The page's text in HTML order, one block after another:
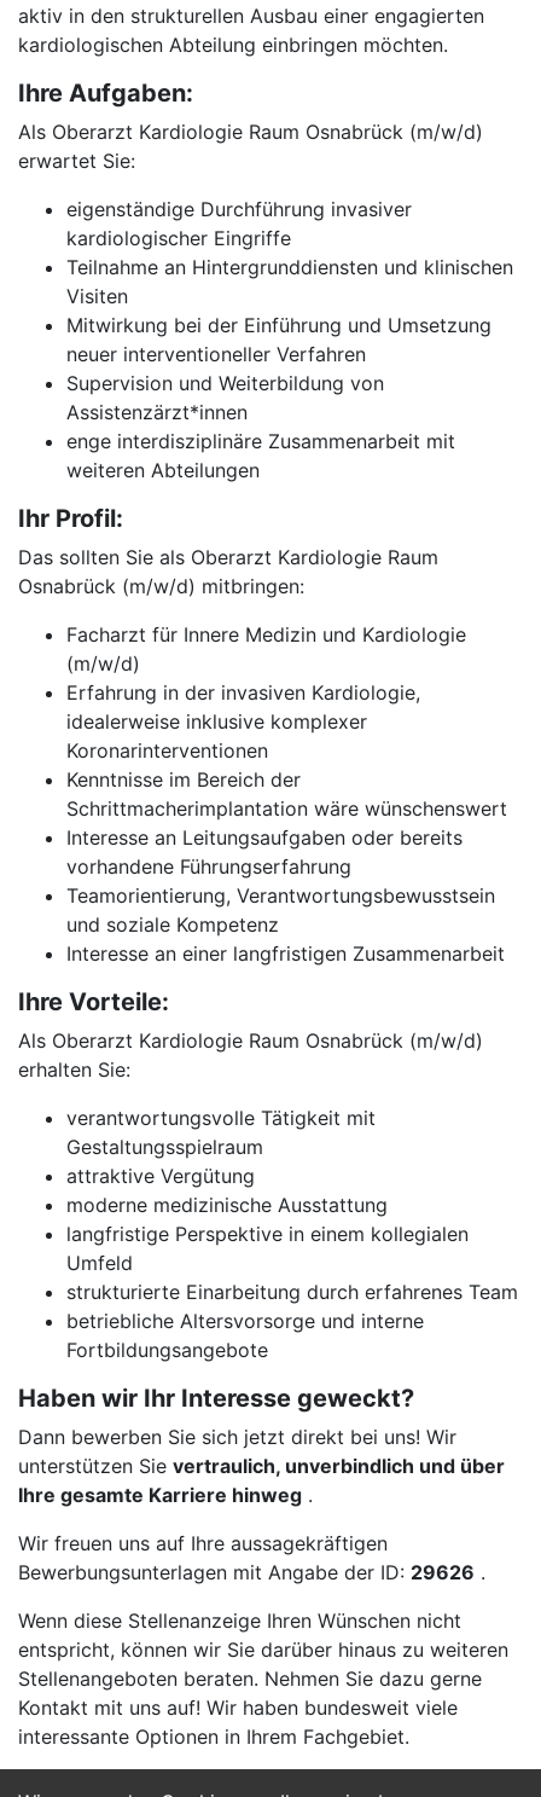
aktiv in den strukturellen Ausbau einer engagierten
kardiologischen Abteilung einbringen möchten.
Ihre Aufgaben:
Als Oberarzt Kardiologie Raum Osnabrück (m/w/d)
erwartet Sie:
eigenständige Durchführung invasiver
kardiologischer Eingriffe
Teilnahme an Hintergrunddiensten und klinischen
Visiten
Mitwirkung bei der Einführung und Umsetzung
neuer interventioneller Verfahren
Supervision und Weiterbildung von
Assistenzärzt*innen
enge interdisziplinäre Zusammenarbeit mit
weiteren Abteilungen
Ihr Profil:
Das sollten Sie als Oberarzt Kardiologie Raum
Osnabrück (m/w/d) mitbringen:
Facharzt für Innere Medizin und Kardiologie
(m/w/d)
Erfahrung in der invasiven Kardiologie,
idealerweise inklusive komplexer
Koronarinterventionen
Kenntnisse im Bereich der
Schrittmacherimplantation wäre wünschenswert
Interesse an Leitungsaufgaben oder bereits
vorhandene Führungserfahrung
Teamorientierung, Verantwortungsbewusstsein
und soziale Kompetenz
Interesse an einer langfristigen Zusammenarbeit
Ihre Vorteile:
Als Oberarzt Kardiologie Raum Osnabrück (m/w/d)
erhalten Sie:
verantwortungsvolle Tätigkeit mit
Gestaltungsspielraum
attraktive Vergütung
moderne medizinische Ausstattung
langfristige Perspektive in einem kollegialen
Umfeld
strukturierte Einarbeitung durch erfahrenes Team
betriebliche Altersvorsorge und interne
Fortbildungsangebote
Haben wir Ihr Interesse geweckt?
Dann bewerben Sie sich jetzt direkt bei uns! Wir
unterstützen Sie vertraulich, unverbindlich und über
Ihre gesamte Karriere hinweg .
Wir freuen uns auf Ihre aussagekräftigen
Bewerbungsunterlagen mit Angabe der ID: 29626 .
Wenn diese Stellenanzeige Ihren Wünschen nicht
entspricht, können wir Sie darüber hinaus zu weiteren
Stellenangeboten beraten. Nehmen Sie dazu gerne
Kontakt mit uns auf! Wir haben bundesweit viele
interessante Optionen in Ihrem Fachgebiet.